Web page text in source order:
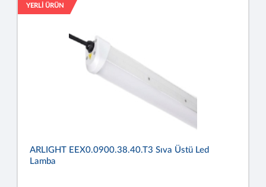
YERLİ ÜRÜN
ARLIGHT EEX0.0900.38.40.T3 Sıva Üstü Led
Lamba